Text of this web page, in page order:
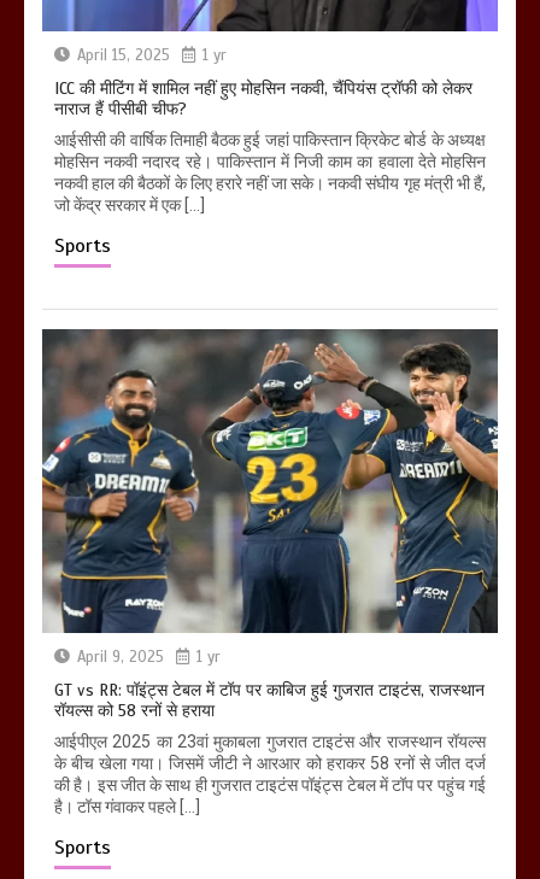
April 15, 2025 1 yr
ICC की मीटिंग में शामिल नहीं हुए मोहसिन नकवी, चैंपियंस ट्रॉफी को लेकर
नाराज हैं पीसीबी चीफ?
आईसीसी की वार्षिक तिमाही बैठक हुई जहां पाकिस्तान क्रिकेट बोर्ड के अध्यक्ष
मोहसिन नकवी नदारद रहे। पाकिस्तान में निजी काम का हवाला देते मोहसिन
नकवी हाल की बैठकों के लिए हरारे नहीं जा सके। नकवी संघीय गृह मंत्री भी हैं,
जो केंद्र सरकार में एक […]
Sports
April 9, 2025 1 yr
GT vs RR: पॉइंट्स टेबल में टॉप पर काबिज हुई गुजरात टाइटंस, राजस्थान
रॉयल्स को 58 रनों से हराया
आईपीएल 2025 का 23वां मुकाबला गुजरात टाइटंस और राजस्थान रॉयल्स
के बीच खेला गया। जिसमें जीटी ने आरआर को हराकर 58 रनों से जीत दर्ज
की है। इस जीत के साथ ही गुजरात टाइटंस पॉइंट्स टेबल में टॉप पर पहुंच गई
है। टॉस गंवाकर पहले […]
Sports